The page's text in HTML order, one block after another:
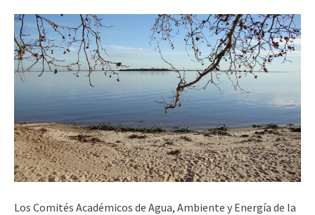
Los Comités Académicos de Agua, Ambiente y Energía de la